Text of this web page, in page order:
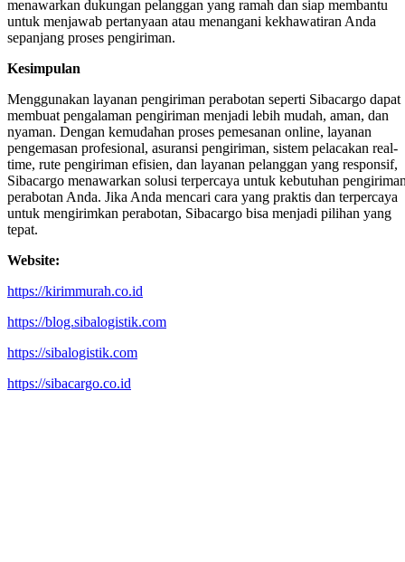
menawarkan dukungan pelanggan yang ramah dan siap membantu
untuk menjawab pertanyaan atau menangani kekhawatiran Anda
sepanjang proses pengiriman.
Kesimpulan
Menggunakan layanan pengiriman perabotan seperti Sibacargo dapat
membuat pengalaman pengiriman menjadi lebih mudah, aman, dan
nyaman. Dengan kemudahan proses pemesanan online, layanan
pengemasan profesional, asuransi pengiriman, sistem pelacakan real-
time, rute pengiriman efisien, dan layanan pelanggan yang responsif,
Sibacargo menawarkan solusi terpercaya untuk kebutuhan
perabotan Anda. Jika Anda mencari cara yang praktis dan terpercaya
untuk mengirimkan perabotan, Sibacargo bisa menjadi pilihan yang
tepat.
Website:
https://kirimmurah.co.id
https://blog.sibalogistik.com
https://sibalogistik.com
https://sibacargo.co.id